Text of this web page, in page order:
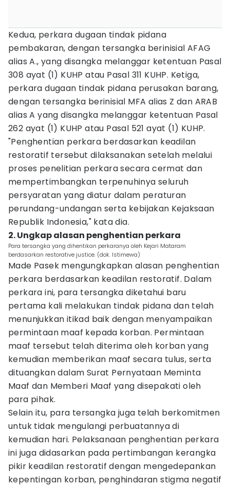
Kedua, perkara dugaan tindak pidana
pembakaran, dengan tersangka berinisial AFAG
alias A., yang disangka melanggar ketentuan Pasal
308 ayat (1) KUHP atau Pasal 311 KUHP. Ketiga,
perkara dugaan tindak pidana perusakan barang,
dengan tersangka berinisial MFA alias Z dan ARAB
alias A yang disangka melanggar ketentuan Pasal
262 ayat (1) KUHP atau Pasal 521 ayat (1) KUHP.
"Penghentian perkara berdasarkan keadilan
restoratif tersebut dilaksanakan setelah melalui
proses penelitian perkara secara cermat dan
mempertimbangkan terpenuhinya seluruh
persyaratan yang diatur dalam peraturan
perundang-undangan serta kebijakan Kejaksaan
Republik Indonesia," kata dia.
2. Ungkap alasan penghentian perkara
Para tersangka yang dihentikan perkaranya oleh Kejari Mataram
berdasarkan restorative justice. (dok. Istimewa)
Made Pasek mengungkapkan alasan penghentian
perkara berdasarkan keadilan restoratif. Dalam
perkara ini, para tersangka diketahui baru
pertama kali melakukan tindak pidana dan telah
menunjukkan itikad baik dengan menyampaikan
permintaan maaf kepada korban. Permintaan
maaf tersebut telah diterima oleh korban yang
kemudian memberikan maaf secara tulus, serta
dituangkan dalam Surat Pernyataan Meminta
Maaf dan Memberi Maaf yang disepakati oleh
para pihak.
Selain itu, para tersangka juga telah berkomitmen
untuk tidak mengulangi perbuatannya di
kemudian hari. Pelaksanaan penghentian perkara
ini juga didasarkan pada pertimbangan kerangka
pikir keadilan restoratif dengan mengedepankan
kepentingan korban, penghindaran stigma negatif